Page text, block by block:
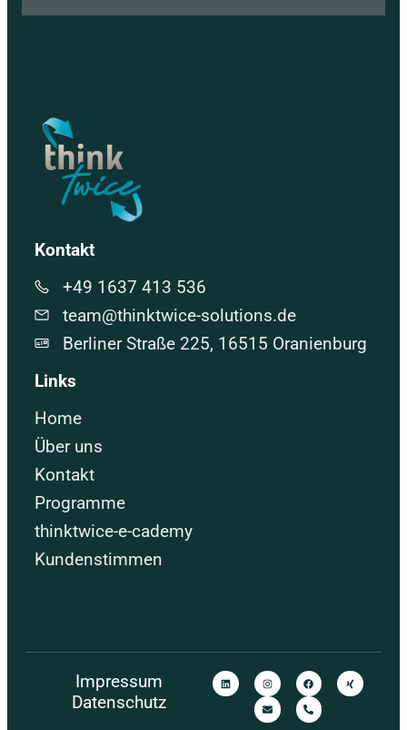
Kontakt
+49 1637 413 536
team@thinktwice-solutions.de
Berliner Straße 225, 16515 Oranienburg
Links
Home
Über uns
Kontakt
Programme
thinktwice-e-cademy
Kundenstimmen
Impressum
Datenschutz